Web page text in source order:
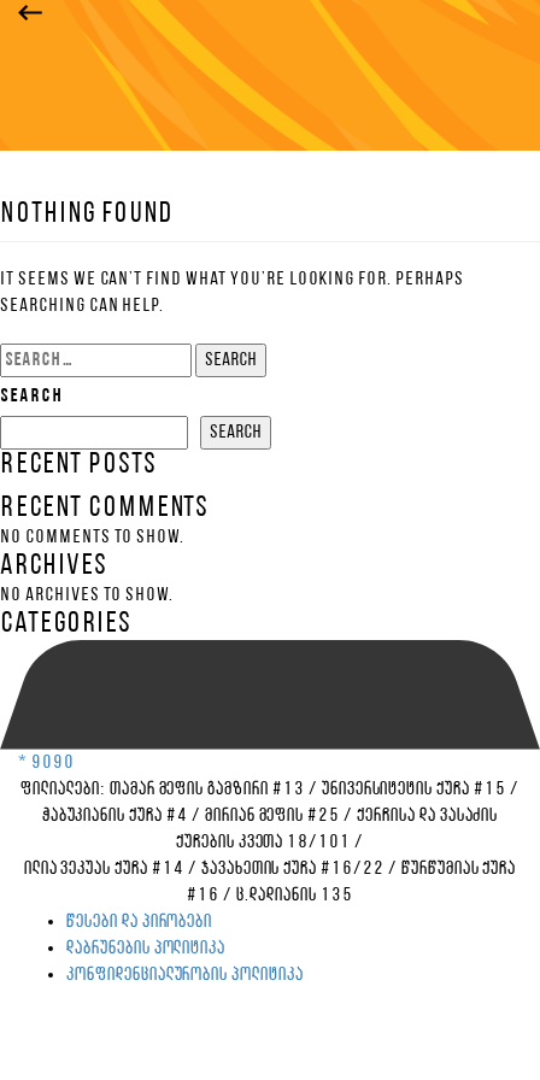
Nothing Found
It seems we can’t find what you’re looking for. Perhaps
searching can help.
Search
for:
Search
Search
Recent Posts
Recent Comments
No comments to show.
Archives
No archives to show.
Categories
* 9090
ფილიალები: თამარ მეფის გამზირი #13 / უნივერსიტეტის ქუჩა #15 /
ჭაბუკიანის ქუჩა #4 / მირიან მეფის #25 /ქერჩისა და ვასაძის
ქუჩების კვეთა 18/101 /
ილია ვეკუას ქუჩა #14 / ჯავახეთის ქუჩა #16/22 / წურწუმიას ქუჩა
#16 /ც.დადიანის 135
წესები და პირობები
დაბრუნების პოლიტიკა
კონფიდენციალურობის პოლიტიკა